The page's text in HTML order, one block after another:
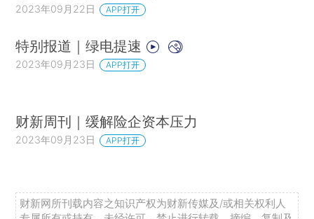
2023年09月22日 APP打开
特别报道｜绿电提速
2023年09月23日 APP打开
财新周刊｜缓解险企资本压力
2023年09月23日 APP打开
财新网所刊载内容之知识产权为财新传媒及/或相关权利人